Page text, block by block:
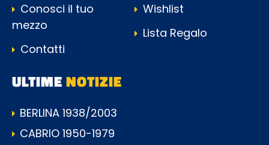
Conosci il tuo
mezzo
Contatti
Wishlist
Lista Regalo
ULTIMENOTIZIE
BERLINA 1938/2003
CABRIO 1950-1979